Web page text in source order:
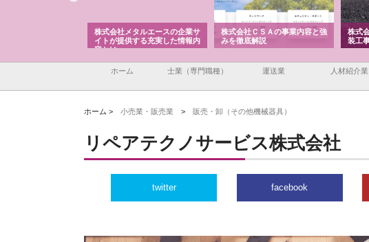
株式会社メタルエースの企業サ
イトが提供する充実した情報内
株式会社ＣＳＡの事業内容と強
みを徹底解説
株式会社山形道路が手がける舗
装工事と土木技術の全容
ホーム 士業（専門職種） 運送業 人材紹介業
ホーム > 小売業・販売業 > 販売・卸（その他機械器具）
リペアテクノサービス株式会社
twitter facebook